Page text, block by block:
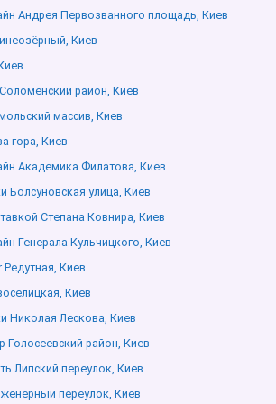
Андрея Первозванного площадь, Киев
Киев
район, Киев
массив, Киев
гора, Киев
Академика Филатова, Киев
Болсуновская улица, Киев
Степана Ковнира, Киев
Генерала Кульчицкого, Киев
Киев
Киев
Николая Лескова, Киев
Голосеевский район, Киев
Липский переулок, Киев
переулок, Киев